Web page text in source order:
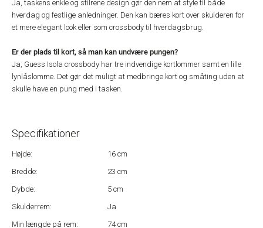
Ja, taskens enkle og stilrene design gør den nem at style til både
hverdag og festlige anledninger. Den kan bæres kort over skulderen for
et mere elegant look eller som crossbody til hverdagsbrug.
Er der plads til kort, så man kan undvære pungen?
Ja, Guess Isola crossbody har tre indvendige kortlommer samt en lille
lynlåslomme. Det gør det muligt at medbringe kort og småting uden at
skulle have en pung med i tasken.
Specifikationer
Højde:
16 cm
Bredde:
23 cm
Dybde:
5 cm
Skulderrem:
Ja
Min længde på rem:
74 cm